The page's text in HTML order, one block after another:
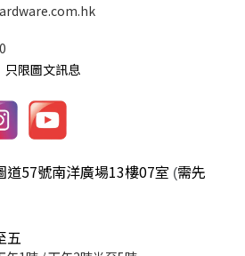
限圖文訊息
道57號南洋廣場13樓07室 (需先
五